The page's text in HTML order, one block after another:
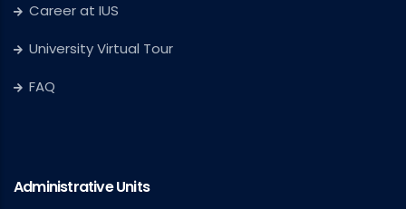
Career at IUS
University Virtual Tour
FAQ
Administrative Units